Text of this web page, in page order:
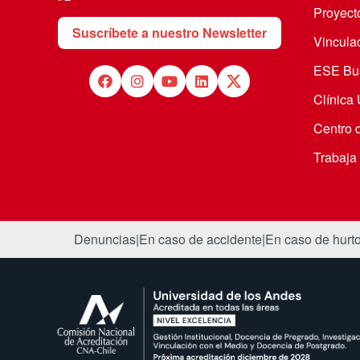
Suscríbete a nuestro Newsletter
ESE
Clínica
Centro
Denuncias|En caso de accidente|En caso de hurto